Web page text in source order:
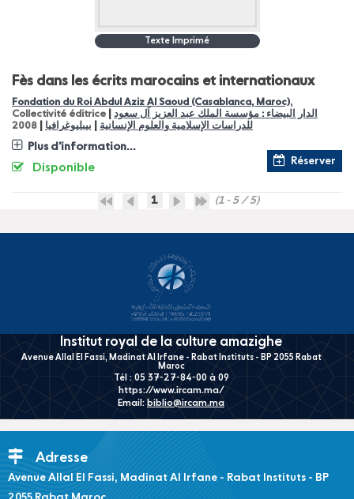
Texte Imprimé
Fès dans les écrits marocains et internationaux
Fondation du Roi Abdul Aziz Al Saoud (Casablanca, Maroc),
Collectivité éditrice
الدار البيضاء : مؤسسة الملك عبد العزيز اَل سعود
للدراسات الإسلامية والعلوم الإنسانية
بيبليوغرافيا 2008
Plus d'information...
Réserver
Disponible
1 (1 - 5 / 5)
Institut royal de la culture amazighe
Avenue Allal El Fassi, Madinat Al Irfane - Rabat Instituts - BP 2055 Rabat
Maroc
Tél : 05 37-27-84-00 à 09
https://www.ircam.ma/
Email: biblio@ircam.ma
Adresse
Avenue Allal El Fassi, Madinat Al Irfane - Rabat Instituts - BP